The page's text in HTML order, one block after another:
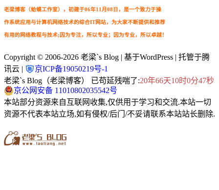
老梁博客（蛤蟆工作室），初建于06年11月08日，是一个致力于操
作系统应用与计算机网络技术的综合IT网站，为大家不断提供和推荐
有用的网络教程与技术;因为专注，所以专业；因为专业，所以卓越！
Copyright © 2006-2026 老梁`s Blog | 基于WordPress | 托管于腾
讯云 |
京ICP备19050219号-1
老梁`s Blog（老梁博客） 已苟延残喘了:20年66天10时0分48秒
京公网安备 11010802035542号
本站部分资源来自互联网收集,仅供用于学习和交流.本站一切
资源不代表本站立场,如有侵权/后门/不妥请联系本站站长删除.